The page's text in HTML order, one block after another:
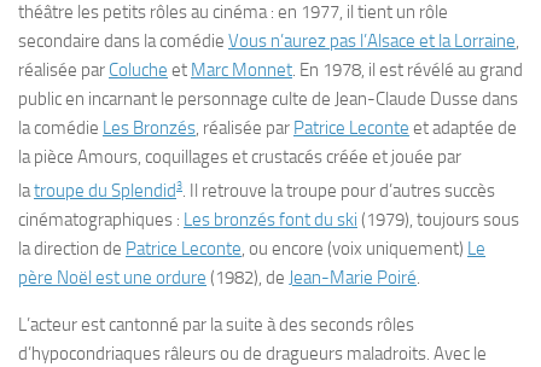
théâtre les petits rôles au cinéma : en 1977, il tient un rôle
secondaire dans la comédie Vous n’aurez pas l’Alsace et la Lorraine,
réalisée par Coluche et Marc Monnet. En 1978, il est révélé au grand
public en incarnant le personnage culte de Jean-Claude Dusse dans
la comédie Les Bronzés, réalisée par Patrice Leconte et adaptée de
la pièce Amours, coquillages et crustacéscréée et jouée par
latroupe du Splendid3. Il retrouve la troupe pour d’autres succès
cinématographiques : Les bronzés font du ski (1979), toujours sous
la direction de Patrice Leconte, ou encore (voix uniquement) Le
père Noël est une ordure (1982), de Jean-Marie Poiré.
L’acteur est cantonné par la suite à des seconds rôles
d’hypocondriaques râleurs ou de dragueurs maladroits. Avec le